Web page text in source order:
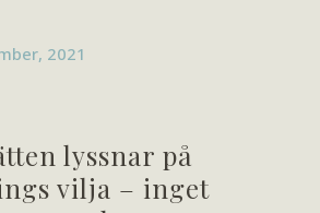
2021
lyssnar på
vilja – inget